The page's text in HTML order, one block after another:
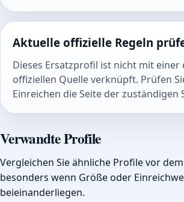
Aktuelle offizielle Regeln
Dieses Ersatzprofil ist nicht mit einer
offiziellen Quelle verknüpft. Prüfen
Einreichen die Seite der zuständigen
Verwandte Profile
Vergleichen Sie ähnliche Profile vor
besonders wenn Größe oder
beieinanderliegen.